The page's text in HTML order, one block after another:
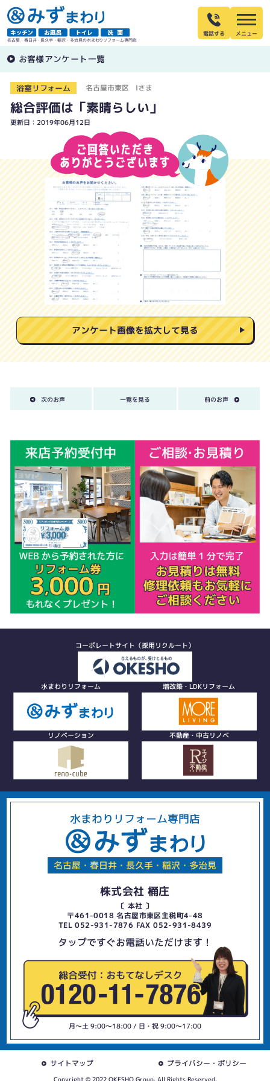
名古屋・春日井・長久手・稲沢・多治見の水まわりリフォーム専門店
電話する
お客様アンケート一覧
浴室リフォーム 名古屋市東区 Iさま
総合評価は「素晴らしい」
更新日：2019年06月12日
アンケート画像を拡大して見る
次のお声 一覧を見る 前のお声
コーポレートサイト（採用リクルート）
水まわりリフォーム 増改築・LDKリフォーム
リノベーション 不動産・中古リノベ
水まわりリフォーム専門店
名古屋・春日井・長久手・稲沢・多治見
株式会社 桶庄
〔 本社 〕
〒461-0018 名古屋市東区主税町4-48
TEL 052-931-7876 FAX 052-931-8439
タップですぐお電話いただけます！
月〜土 9:00〜18:00 / 日・祝 9:00〜17:00
サイトマップ プライバシー・ポリシー
Copyright © 2022 OKESHO Group. All Rights Reserved.